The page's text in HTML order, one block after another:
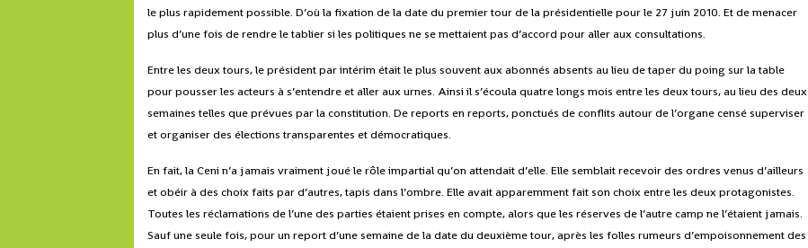
le plus rapidement possible. D’où la fixation de la date du premier tour de la présidentielle pour le 27 juin 2010. Et de menacer
plus d’une fois de rendre le tablier si les politiques ne se mettaient pas d’accord pour aller aux consultations.
Entre les deux tours, le président par intérim était le plus souvent aux abonnés absents au lieu de taper du poing sur la table
pour pousser les acteurs à s’entendre et aller aux urnes. Ainsi il s’écoula quatre longs mois entre les deux tours, au lieu des deux
semaines telles que prévues par la constitution. De reports en reports, ponctués de conflits autour de l’organe censé superviser
et organiser des élections transparenteset démocratiques.
En fait, la Ceni n’a jamais vraiment joué le rôle impartial qu’on attendait d’elle. Elle semblait recevoir des ordres venus d’ailleurs
et obéir à des choix faits par d’autres, tapis dans l’ombre. Elle avait apparemment fait son choix entre les deux protagonistes.
Toutes les réclamations de l’une des parties étaient prises en compte, alors que les réserves de l’autre camp ne l’étaient jamais.
Sauf une seule fois, pour un report d’une semaine de la date du deuxième tour, après les folles rumeurs d’empoisonnement des